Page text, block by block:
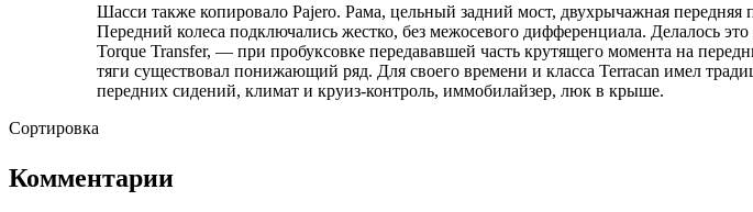
Шасси также копировало Pajero. Рама, цельный задний мост, двухрычажная
Передний колеса подключались жестко, без межосевого дифференциала.
Torque Transfer, — при пробуксовке передававшей часть крутящего момента на
тяги существовал понижающий ряд. Для своего времени и класса Terracan имел
передних сидений, климат и круиз-контроль, иммобилайзер, люк в крыше.
Сортировка
Комментарии